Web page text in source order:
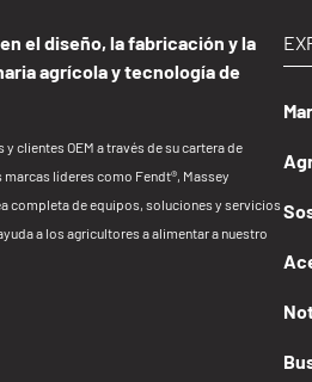
el diseño, la fabricación y la
agrícola y tecnología de
y clientes OEM a través de su cartera de
líderes como Fendt®, Massey
completa de equipos, soluciones y servicios
a los agricultores a alimentar a nuestro